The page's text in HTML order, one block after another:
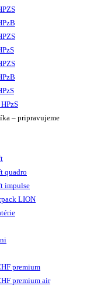
– pripravujeme
quadro
impulse
LION
premium
premium air